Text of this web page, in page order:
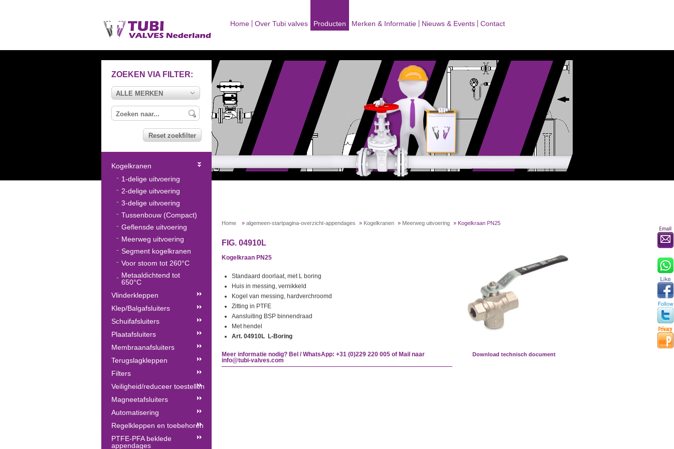
Home Over Tubi valves Producten Merken & Informatie Nieuws & Events Contact
Home » algemeen-startpagina-overzicht-appendages » Kogelkranen » Meerweg uitvoering » Kogelkraan PN25
FIG. 04910L
Kogelkraan PN25
Standaard doorlaat, met L boring
Huis in messing, vernikkeld
Kogel van messing, hardverchroomd
Zitting in PTFE
Aansluiting BSP binnendraad
Met hendel
Art. 04910L L-Boring
Meer informatie nodig? Bel / WhatsApp: +31 (0)229 220 005 of Mail naar
info@tubi-valves.com
Download technisch document
ZOEKEN VIA FILTER:
ALLE MERKEN
Reset zoekfilter
Kogelkranen
1-delige uitvoering
2-delige uitvoering
3-delige uitvoering
Tussenbouw (Compact)
Geflensde uitvoering
Meerweg uitvoering
Segment kogelkranen
Voor stoom tot 260°C
Metaaldichtend tot
650°C
Vlinderkleppen
Klep/Balgafsluiters
Schuifafsluiters
Plaatafsluiters
Membraanafsluiters
Terugslagkleppen
Filters
Veiligheid/reduceer toestellen
Magneetafsluiters
Automatisering
Regelkleppen en toebehoren
PTFE-PFA beklede
appendages